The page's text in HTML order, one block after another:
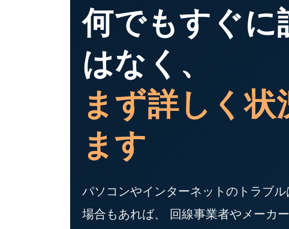
何でもすぐに
はなく、
まず詳しく状
ます
パソコンやインターネットのトラブ
場合もあれば、 回線事業者やメーカ